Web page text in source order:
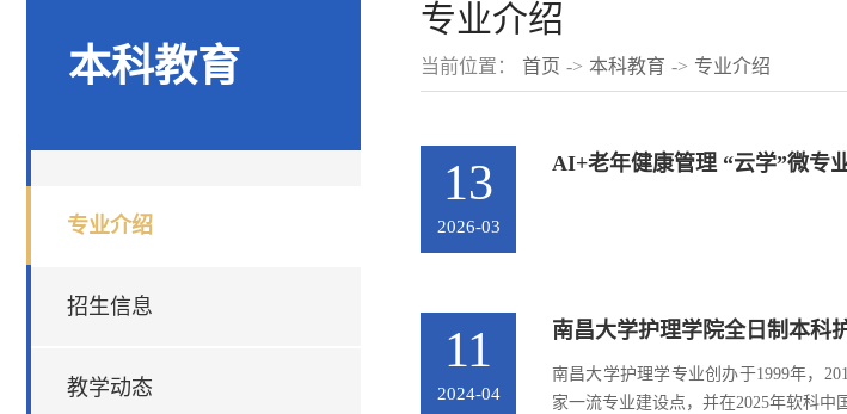
本科教育
专业介绍
招生信息
教学动态
专业介绍
当前位置： 首页 -> 本科教育 -> 专业介绍
13
2026-03
AI+老年健康管理 “云学”微专
11
2024-04
南昌大学护理学院全日制本科
南昌大学护理学专业创办于1999年，
家一流专业建设点，并在2025年软科